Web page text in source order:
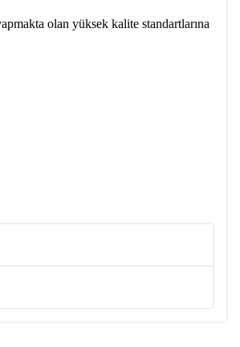
olan yüksek kalite standartlarına